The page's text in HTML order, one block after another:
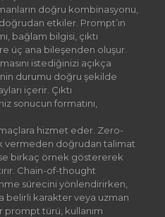
doğru kombinasyonu,
etkiler. Prompt’ın
bağlam bilgisi, çıktı
üç ana bileşenden oluşur.
istediğinizi açıkça
durumu doğru şekilde
içerir. Çıktı
sonucun formatını,
hizmet eder. Zero-
vermeden doğrudan talimat
birkaç örnek göstererek
Chain-of-thought
sürecini yönlendirirken,
belirli karakter veya uzman
prompt türü, kullanım